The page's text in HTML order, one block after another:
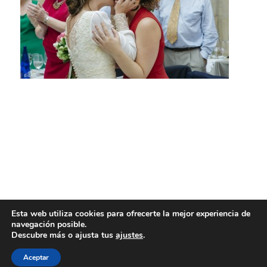
Esta web utiliza cookies para ofrecerte la mejor experiencia de
navegación posible.
Descubre más o ajusta tus ajustes.
Aceptar